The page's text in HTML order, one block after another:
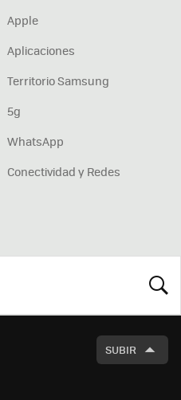
Apple
Aplicaciones
Territorio Samsung
5g
WhatsApp
Conectividad y Redes
SUBIR